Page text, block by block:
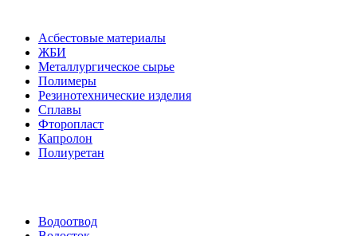
Асбестовые материалы
ЖБИ
Металлургическое сырье
Полимеры
Резинотехнические изделия
Сплавы
Фторопласт
Капролон
Полиуретан
Водоотвод